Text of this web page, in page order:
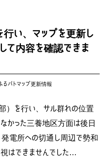
い、マップを更新し
て内容を確認できま
るパトマップ更新情報
）を行い、サル群れの位置
かった三養地区方面は後日
電所への切通し周辺で勢和
はできませんでした…